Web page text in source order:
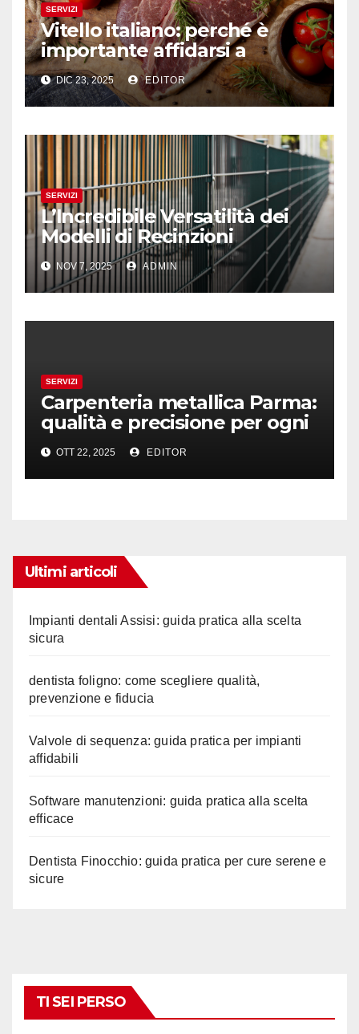
SERVIZI
Vitello italiano: perché è
importante affidarsi a
professionisti del settore
DIC 23, 2025 EDITOR
SERVIZI
L’Incredibile Versatilità dei
Modelli di Recinzioni
Modulari: Dal LA01 al LA08
NOV 7, 2025 ADMIN
SERVIZI
Carpenteria metallica Parma:
qualità e precisione per ogni
progetto
OTT 22, 2025 EDITOR
Ultimi articoli
Impianti dentali Assisi: guida pratica alla scelta
sicura
dentista foligno: come scegliere qualità,
prevenzione e fiducia
Valvole di sequenza: guida pratica per impianti
affidabili
Software manutenzioni: guida pratica alla scelta
efficace
Dentista Finocchio: guida pratica per cure serene e
sicure
TI SEI PERSO